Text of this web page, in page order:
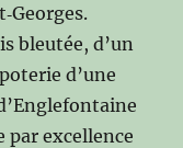
bleutée, d’un
d’une
par excellence